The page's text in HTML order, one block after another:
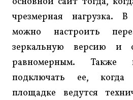
чрезмерная нагрузка.
можно настроить
зеркальную версию и
равномерным. Также
подключать ее,
площадке ведутся